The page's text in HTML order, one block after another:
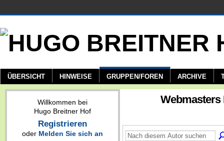
ÜBERSICHT HINWEISE GRUPPEN/FOREN ARCHIVE
Willkommen bei
Hugo Breitner Hof
Registrieren
oder Melden Sie sich an